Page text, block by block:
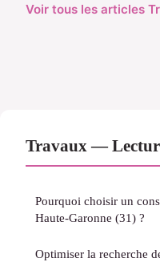
Voir tous les articles
Travaux —
Pourquoi choisir un
Haute-Garonne (31) ?
Optimiser la recherche